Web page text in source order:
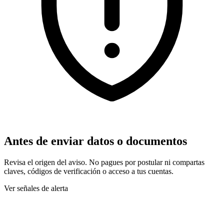
Antes de enviar datos o documentos
Revisa el origen del aviso. No pagues por postular ni compartas
claves, códigos de verificación o acceso a tus cuentas.
Ver señales de alerta